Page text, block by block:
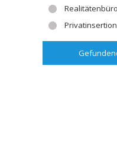
Realitätenbüro
Privatinsertion